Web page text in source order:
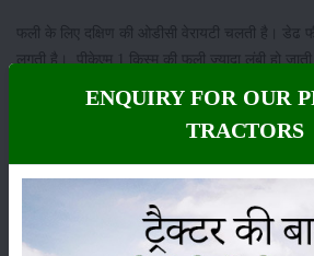
फली के लिए दक्षिण की ओडीसी वेरायटी चलती है। डेढ
लगती है। पीकेएम 1 किस्म की फली ज्यादा लंबी हो जाती
साल में दो बार मिलती हैं फली
यदि पत्ती के लिए खेती करनी है तो कटिंग नहीं की
से काफी पहले करनी चाहिए ताकि फली बनने की
साल में दो बार फलियां लगती हैं।
ENQUIRY FOR OUR
TRACTORS